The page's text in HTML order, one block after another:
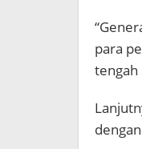
para
tengah